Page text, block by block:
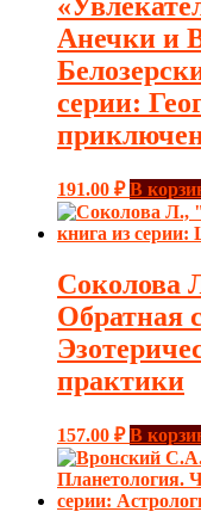
Анечки и
серии:
191.00 ₽ В
Соколова
Обратная
практики
157.00 ₽ В